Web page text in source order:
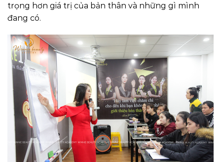
trọng hơn giá trị của bản thân và những gì mình
đang có.